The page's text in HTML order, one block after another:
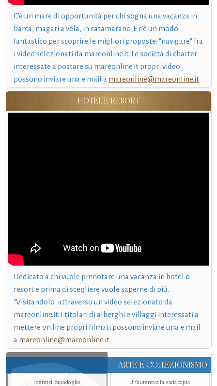
C'è un mare di opportunità per chi sogna una vacanza in
barca, magari a vela, in catamarano. E c'è un modo
fantastico per scoprire le migliori proposte: "navigare" fra
i video selezionati da mareonline.it. Le società di charter
interessate a postare su mareonline.it propri video
possono inviare una e mail a mareonline@mareonline.it
HOTEL E RESORT
Dedicato a chi vuole prenotare una vacanza in hotel o
resort e prima di scegliere vuole saperne di più.
"Visitandolo" attraverso un video selezionato da
mareonline.it. I titolari di alberghi e villaggi interessati a
mettere on line propri filmati possono inviare una e mail
a mareonline@mareonline.it
ARTE E COLLEZIONISMO
I denti di capodoglio Un’autentica falsaria copia